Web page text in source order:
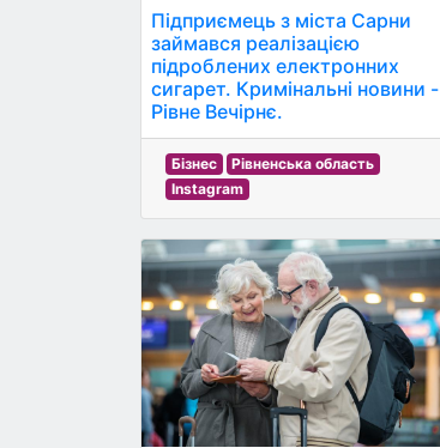
Підприємець з міста Сарни
займався реалізацією
підроблених електронних
сигарет. Кримінальні новини -
Рівне Вечірнє.
Бізнес
Рівненська область
Instagram